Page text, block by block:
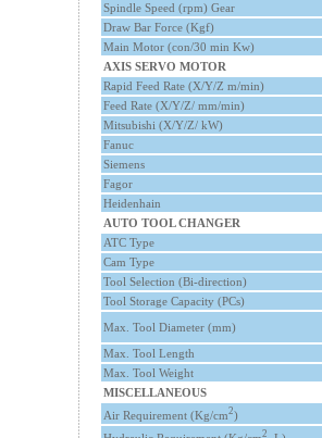
Spindle Speed (rpm) Gear
Draw Bar Force (Kgf)
Main Motor (con/30 min Kw)
AXIS SERVO MOTOR
Rapid Feed Rate (X/Y/Z m/min)
Feed Rate (X/Y/Z/ mm/min)
Mitsubishi (X/Y/Z/ kW)
Fanuc
Siemens
Fagor
Heidenhain
AUTO TOOL CHANGER
ATC Type
Cam Type
Tool Selection (Bi-direction)
Tool Storage Capacity (PCs)
Max. Tool Diameter (mm)
Max. Tool Length
Max. Tool Weight
MISCELLANEOUS
Air Requirement (Kg/cm2)
2